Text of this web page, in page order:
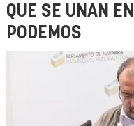
QUE SE UNAN
PODEMOS